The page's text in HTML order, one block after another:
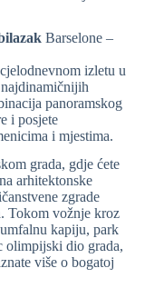
Barselone –
izletu u
panoramskog
i posjete
i mjestima.
grada, gdje ćete
arhitektonske
zgrade
Tokom vožnje kroz
kapiju, park
olimpijski dio grada,
više o bogatoj